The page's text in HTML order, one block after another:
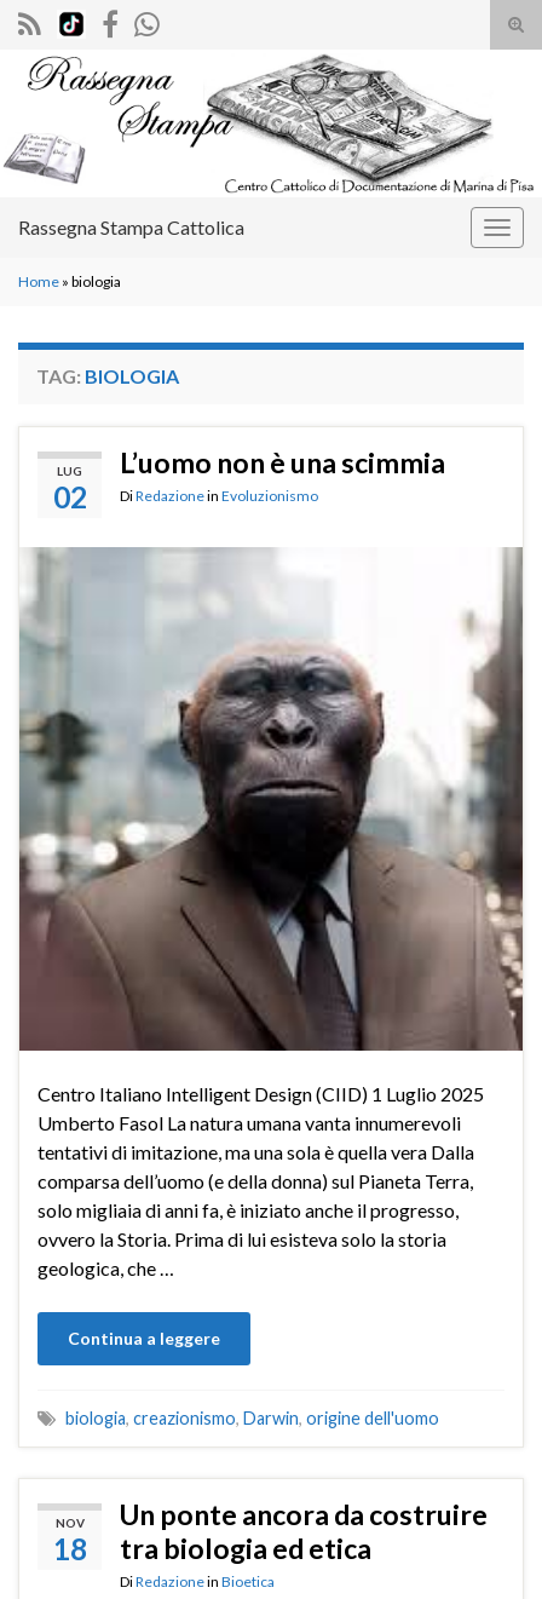
il
Search for:
Rassegna Stampa Cattolica
Home » biologia
TAG: BIOLOGIA
LUG
02
L’uomo non è una scimmia
DiRedazionein Evoluzionismo
Centro Italiano Intelligent Design (CIID) 1 Luglio 2025
Umberto Fasol La natura umana vanta innumerevoli
tentativi di imitazione, ma una sola è quella vera Dalla
comparsa dell’uomo (e della donna) sul Pianeta Terra,
solo migliaia di anni fa, è iniziato anche il progresso,
ovvero la Storia. Prima di lui esisteva solo la storia
geologica, che …
Continua a leggere
biologia, creazionismo, Darwin, origine dell'uomo
NOV
18
Un ponte ancora da costruire
tra biologia ed etica
DiRedazionein Bioetica